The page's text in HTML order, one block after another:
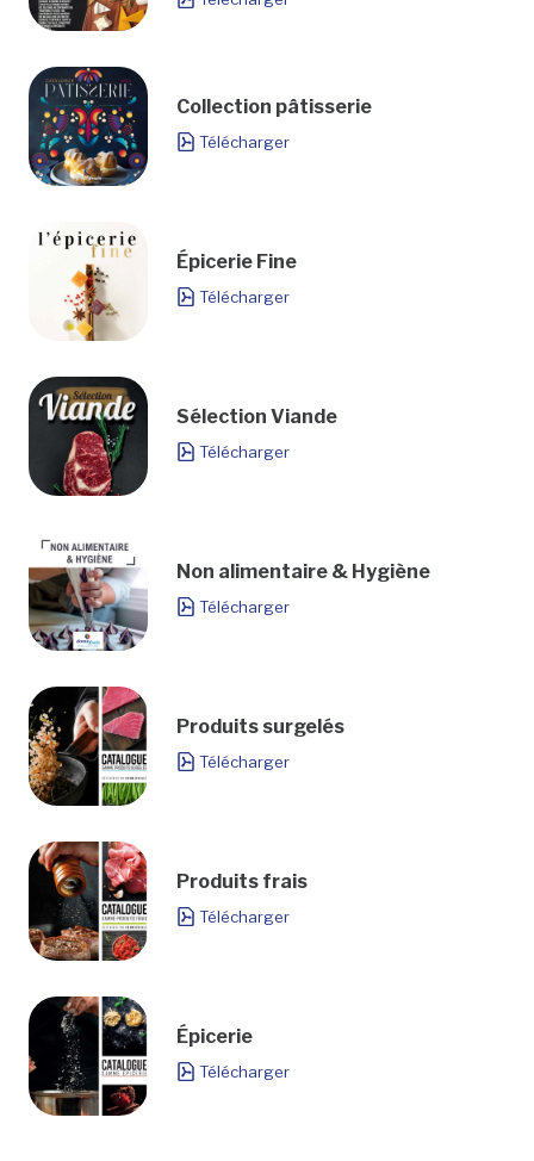
Collection pâtisserie
Télécharger
Épicerie Fine
Télécharger
Sélection Viande
Télécharger
Non alimentaire & Hygiène
Télécharger
Produits surgelés
Télécharger
Produits frais
Télécharger
Épicerie
Télécharger